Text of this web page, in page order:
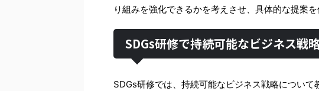
り組みを強化できるかを考えさせ、具体的な提案を
SDGs研修で持続可能なビジネス戦
SDGs研修では、持続可能なビジネス戦略につい